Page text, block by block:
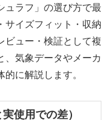
ュラフ」の選び方で最
サイズフィット・収納
ビュー・検証として複
、気象データやメーカ
に解説します。
使用での差）